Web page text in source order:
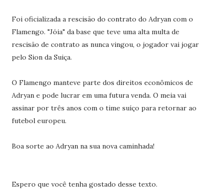
Foi oficializada a rescisão do contrato do Adryan com o
Flamengo. "Jóia" da base que teve uma alta multa de
rescisão de contrato as nunca vingou, o jogador vai jogar
pelo Sion da Suiça.
O Flamengo manteve parte dos direitos econômicos de
Adryan e pode lucrar em uma futura venda. O meia vai
assinar por três anos com o time suíço para retornar ao
futebol europeu.
Boa sorte ao Adryan na sua nova caminhada!
Espero que você tenha gostado desse texto.